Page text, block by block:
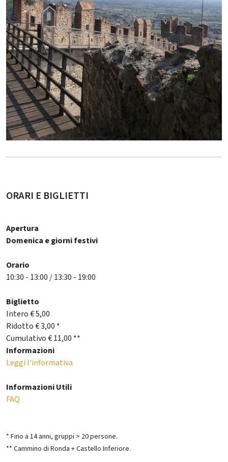
ORARI E BIGLIETTI
Apertura
Domenica e giorni festivi
Orario
10:30 - 13:00 / 13:30 - 19:00
Biglietto
Intero € 5,00
Ridotto € 3,00 *
Cumulativo € 11,00 **
Informazioni
Leggi l'informativa
Informazioni Utili
FAQ
* Fino a 14 anni, gruppi > 20 persone.
** Cammino di Ronda + Castello Inferiore.